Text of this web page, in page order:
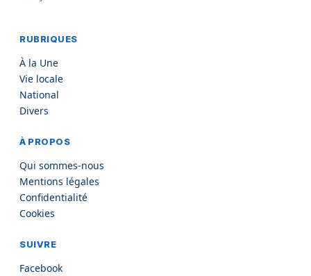
RUBRIQUES
À la Une
Vie locale
National
Divers
À PROPOS
Qui sommes-nous
Mentions légales
Confidentialité
Cookies
SUIVRE
Facebook